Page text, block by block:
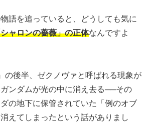
語を追っていると、どうしても気に
ャロンの薔薇」の正体なんですよ
の後半、ゼクノヴァと呼ばれる現象が
ンダムが光の中に消え去る──その
の地下に保管されていた「例のオブ
えてしまったという話がありまし